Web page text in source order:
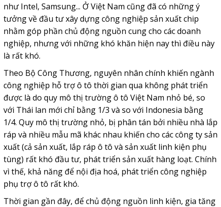
như Intel, Samsung... Ở Việt Nam cũng đã có những ý
tưởng về đầu tư xây dựng công nghiệp sản xuất chip
nhằm góp phần chủ động nguồn cung cho các doanh
nghiệp, nhưng với những khó khăn hiện nay thì điều này
là rất khó.
Theo Bộ Công Thương, nguyên nhân chính khiến ngành
công nghiệp hỗ trợ ô tô thời gian qua không phát triển
được là do quy mô thị trường ô tô Việt Nam nhỏ bé, so
với Thái lan mới chỉ bằng 1/3 và so với Indonesia bằng
1/4. Quy mô thị trường nhỏ, bị phân tán bởi nhiều nhà lắp
ráp và nhiều mẫu mã khác nhau khiến cho các công ty sản
xuất (cả sản xuất, lắp ráp ô tô và sản xuất linh kiện phụ
tùng) rất khó đầu tư, phát triển sản xuất hàng loạt. Chính
vì thế, khả năng để nội địa hoá, phát triển công nghiệp
phụ trợ ô tô rất khó.
Thời gian gần đây, để chủ động nguồn linh kiện, gia tăng